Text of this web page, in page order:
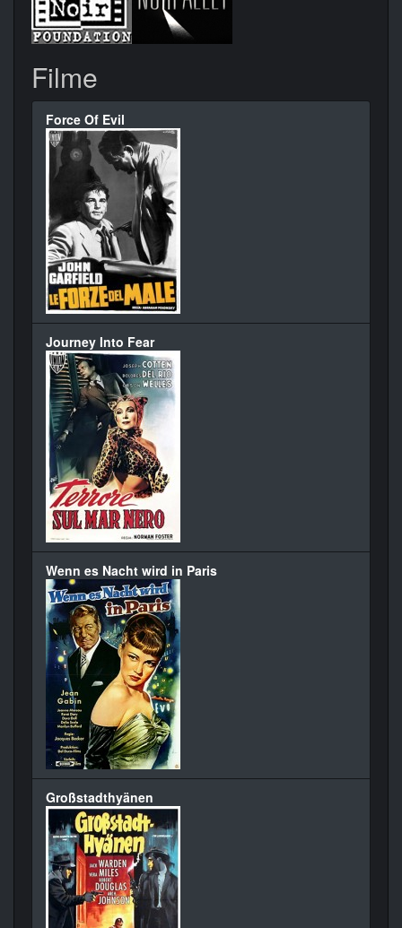
Filme
Force Of Evil
Journey Into Fear
Wenn es Nacht wird in Paris
Großstadthyänen